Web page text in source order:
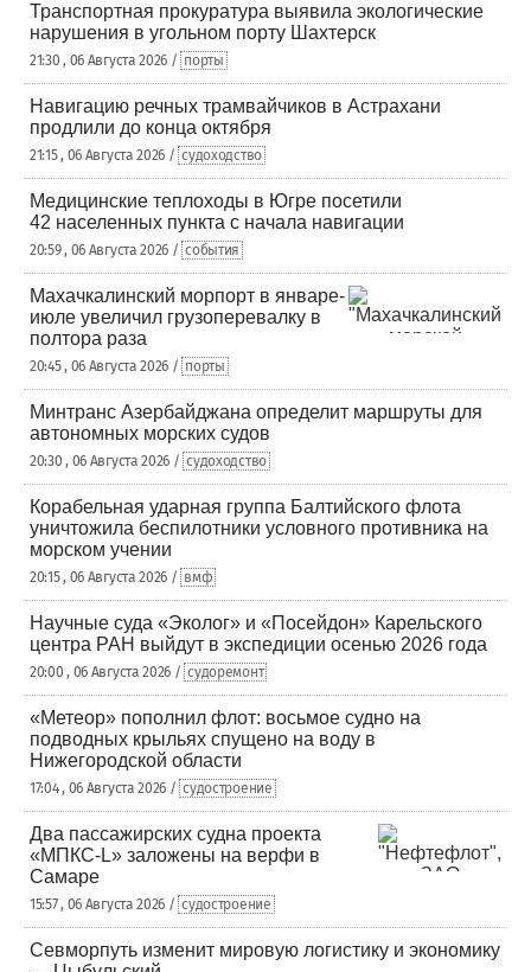
Транспортная прокуратура выявила экологические
нарушения в угольном порту Шахтерск
21:30 , 06 Августа 2026 / порты
Навигацию речных трамвайчиков в Астрахани
продлили до конца октября
21:15 , 06 Августа 2026 / судоходство
Медицинские теплоходы в Югре посетили
42 населенных пункта с начала навигации
20:59 , 06 Августа 2026 / события
Махачкалинский морпорт в январе-
июле увеличил грузоперевалку в
полтора раза
20:45 , 06 Августа 2026 / порты
Минтранс Азербайджана определит маршруты для
автономных морских судов
20:30 , 06 Августа 2026 / судоходство
Корабельная ударная группа Балтийского флота
уничтожила беспилотники условного противника на
морском учении
20:15 , 06 Августа 2026 / вмф
Научные суда «Эколог» и «Посейдон» Карельского
центра РАН выйдут в экспедиции осенью 2026 года
20:00 , 06 Августа 2026 / судоремонт
«Метеор» пополнил флот: восьмое судно на
подводных крыльях спущено на воду в
Нижегородской области
17:04 , 06 Августа 2026 / судостроение
Два пассажирских судна проекта
«МПКС-L» заложены на верфи в
Самаре
15:57 , 06 Августа 2026 / судостроение
Севморпуть изменит мировую логистику и экономику